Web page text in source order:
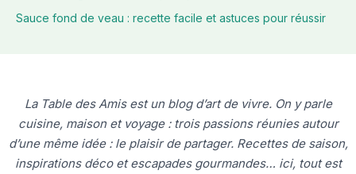
Sauce fond de veau : recette facile et astuces pour réussir
La Table des Amis est un blog d’art de vivre. On y parle
cuisine, maison et voyage : trois passions réunies autour
d’une même idée : le plaisir de partager. Recettes de saison,
inspirations déco et escapades gourmandes… ici, tout est